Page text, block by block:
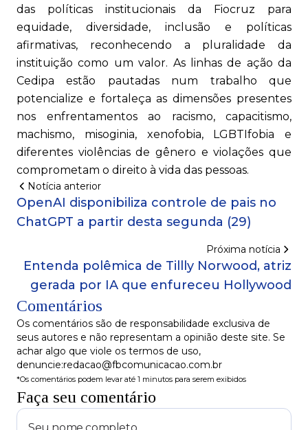
das políticas institucionais da Fiocruz para
equidade, diversidade, inclusão e políticas
afirmativas, reconhecendo a pluralidade da
instituição como um valor. As linhas de ação da
Cedipa estão pautadas num trabalho que
potencialize e fortaleça as dimensões presentes
nos enfrentamentos ao racismo, capacitismo,
machismo, misoginia, xenofobia, LGBTIfobia e
diferentes violências de gênero e violações que
comprometam o direito à vida das pessoas.
Notícia anterior
OpenAI disponibiliza controle de pais no
ChatGPT a partir desta segunda (29)
Próxima notícia
Entenda polêmica de Tillly Norwood, atriz
gerada por IA que enfureceu Hollywood
Comentários
Os comentários são de responsabilidade exclusiva de
seus autores e não representam a opinião deste site. Se
achar algo que viole os termos de uso,
denuncie:redacao@fbcomunicacao.com.br
*Os comentários podem levar até 1 minutos para serem exibidos
Faça seu comentário